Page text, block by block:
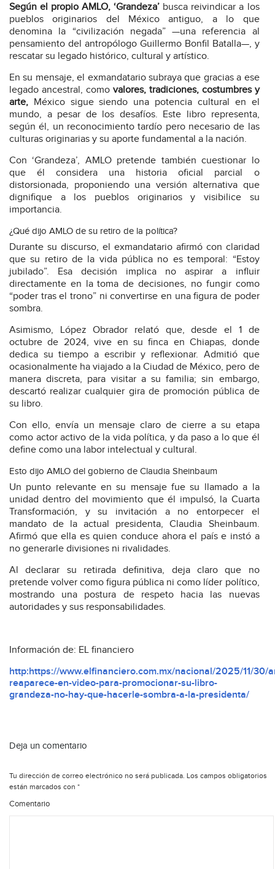
Según el propio AMLO, ‘Grandeza’ busca reivindicar a los
pueblos originarios del México antiguo, a lo que
denomina la “civilización negada” —una referencia al
pensamiento del antropólogo Guillermo Bonfil Batalla—, y
rescatar su legado histórico, cultural y artístico.
En su mensaje, el exmandatario subraya que gracias a ese
legado ancestral, como valores, tradiciones, costumbres y
arte, México sigue siendo una potencia cultural en el
mundo, a pesar de los desafíos. Este libro representa,
según él, un reconocimiento tardío pero necesario de las
culturas originarias y su aporte fundamental a la nación.
Con ‘Grandeza’, AMLO pretende también cuestionar lo
que él considera una historia oficial parcial o
distorsionada, proponiendo una versión alternativa que
dignifique a los pueblos originarios y visibilice su
importancia.
¿Qué dijo AMLO de su retiro de la política?
Durante su discurso, el exmandatario afirmó con claridad
que su retiro de la vida pública no es temporal: “Estoy
jubilado”. Esa decisión implica no aspirar a influir
directamente en la toma de decisiones, no fungir como
“poder tras el trono” ni convertirse en una figura de poder
sombra.
Asimismo, López Obrador relató que, desde el 1 de
octubre de 2024, vive en su finca en Chiapas, donde
dedica su tiempo a escribir y reflexionar. Admitió que
ocasionalmente ha viajado a la Ciudad de México, pero de
manera discreta, para visitar a su familia; sin embargo,
descartó realizar cualquier gira de promoción pública de
su libro.
Con ello, envía un mensaje claro de cierre a su etapa
como actor activo de la vida política, y da paso a lo que él
define como una labor intelectual y cultural.
Esto dijo AMLO del gobierno de Claudia Sheinbaum
Un punto relevante en su mensaje fue su llamado a la
unidad dentro del movimiento que él impulsó, la Cuarta
Transformación, y su invitación a no entorpecer el
mandato de la actual presidenta, Claudia Sheinbaum.
Afirmó que ella es quien conduce ahora el país e instó a
no generarle divisiones ni rivalidades.
Al declarar su retirada definitiva, deja claro que no
pretende volver como figura pública ni como líder político,
mostrando una postura de respeto hacia las nuevas
autoridades y sus responsabilidades.
Información de: EL financiero
http:https://www.elfinanciero.com.mx/nacional/2025/11/30/
reaparece-en-video-para-promocionar-su-libro-
grandeza-no-hay-que-hacerle-sombra-a-la-presidenta/
Deja un comentario
Tu dirección de correo electrónico no será publicada. Los campos obligatorios
están marcados con *
Comentario